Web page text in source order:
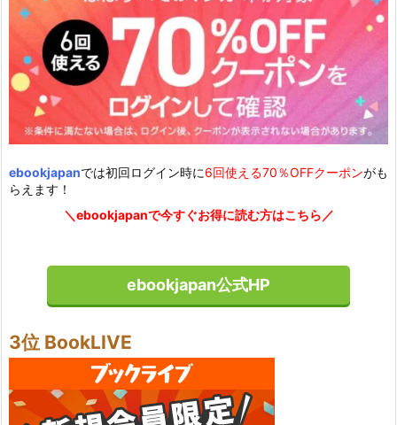
ebookjapanでは初回ログイン時に6回使える70％OFFクーポンがも
らえます！
＼ebookjapanで今すぐお得に読む方はこちら／
ebookjapan公式HP
3位 BookLIVE